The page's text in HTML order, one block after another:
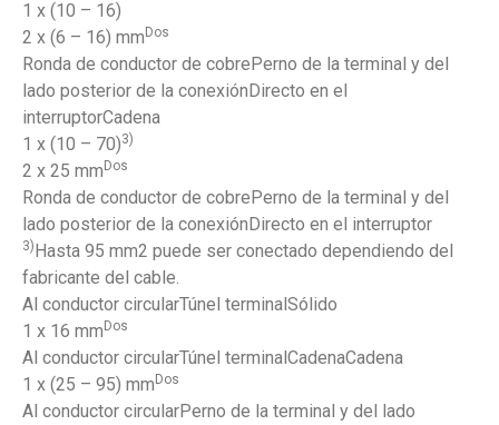
1 x (10 – 16)
2 x (6 – 16) mmDos
Ronda de conductor de cobrePerno de la terminal y del
lado posterior de la conexiónDirecto en el
interruptorCadena
1 x (10 – 70)3)
2 x 25 mmDos
Ronda de conductor de cobrePerno de la terminal y del
lado posterior de la conexiónDirecto en el interruptor
3)Hasta 95 mm2 puede ser conectado dependiendo del
fabricante del cable.
Al conductor circularTúnel terminalSólido
1 x 16 mmDos
Al conductor circularTúnel terminalCadenaCadena
1 x (25 – 95) mmDos
Al conductor circularPerno de la terminal y del lado